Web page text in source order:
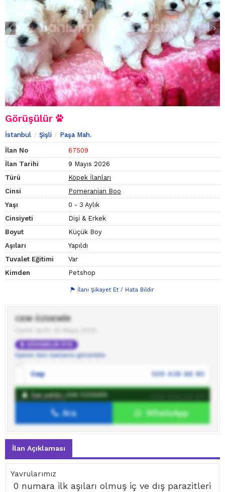
Görüşülür
İstanbul Şişli Paşa Mah.
İlan No
67509
İlan Tarihi
9 Mayıs 2026
Türü
Köpek İlanları
Cinsi
Pomeranian Boo
Yaşı
0 - 3 Aylık
Cinsiyeti
Dişi & Erkek
Boyut
Küçük Boy
Aşıları
Yapıldı
Tuvalet Eğitimi
Var
Kimden
Petshop
İlanı Şikayet Et / Hata Bildir
CEM ÖZDEMİR
Üyenin tüm ilanlarını görüntüle
Cep 539 436 88 90
WhatsApp
İlan sahibine mesaj gönder
İlan sahibi: CEM ÖZDEMİR
Ara WhatsApp
İlan Açıklaması
Yavrularımız
0 numara ilk aşıları olmuş iç ve dış parazitleri